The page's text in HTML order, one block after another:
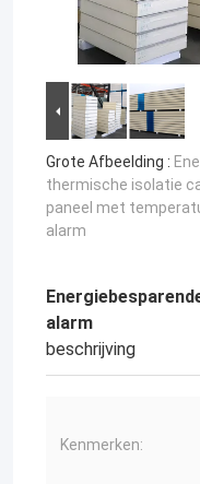
Grote Afbeelding :
thermische isolatie
paneel met
alarm
alarm
beschrijving
Kenmerken: